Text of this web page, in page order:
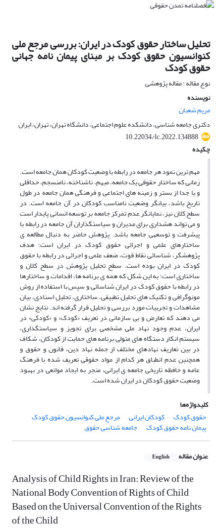
تحلیل ساختار حقوق کودک در ایران: بررسی مرجع ملی
کنوانسیون حقوق کودک بر مبنای پیمان نامه جهانی
حقوق کودک
نوع مقاله : مقاله پژوهشی
نویسنده
مریم شعبان
دکتری جامعه شناسی، دانشکده علوم اجتماعی، دانشگاه تهران، تهران، ایران
10.22034/lc.2022.134888
چکیده
مهم ترین نمود هر جامعه در رابطه با وضعیت کودکان همان جامعه است.
زمانی که ساختار حقوقی یک جامعه، مبهم، ناشناخته، نامنسجم، حداقلی
و یا جدا از بستر و زمینه­ های اجتماعی و فرهنگی همان جامعه در طول
تاریخ باشد، بیانگر وضعیت نامناسب کودکان در آن جامعه است. در
سطح کلان نیز، نمایانگر عدم تمرکز جامعه بر توسعه انسانی پایدار است
و می ­تواند هشداری برای مدیران و سیاستگذاران آن جامعه در رابطه با
پیشرفت و توسعه­ی جامعه باشد. پژوهش حاضر به دنبال مطالعه­ ی
ساختارهای علمی و اجرائی حقوق کودک در ایران است؛ هدف
پژوهشگر، شناسائی نقاط قوت، ضعف علمی و اجرائی در رابطه با حقوق
کودک در ایران بوده است. سطح تحلیل پژوهش در سطح کلان و
ساختاری است؛ به این شکل که همه­ ی برنامه ­ها، اقدامات و ساختارها
در رابطه با حقوق کودک در ایران شناسائی و سپس با استفاده از روش
مونوگرافی و تکنیک ­های تحلیل تطبیقی، ساختاری، تحلیل اسنادی، بیان
مشاهدات و تجربیات مورد بررسی و تحلیل قرار گرفته ­اند. نتایج نشان
می­ دهند که تعارض و بی­ سازمانی در تعریف «کودک» و «کودکی» در
ایران، عدم وجود نهاد ملی مشخصی برای تجویز و سیاستگذاری،
سیستم انکار دستگاه ­های متولی برنامه ­های حمایت از کودکان، شکاف
در بین تعاریف نهادهای مختلف از جمله نهاد دین، قانون و حقوق و
همچنین عدم انطباق هر کدام از مواد حقوقی تعریف­ شده با فرهنگ
عامه و حافظه تاریخی جامعه­ ی ایرانی، منجر به ایجاد موانعی در بهبود
وضعیت حقوق کودکان در ایران شده است.
کلیدواژه‌ها
حقوق کودک
کودکان ایرانی مرجع ملی کنوانسیون حقوق کودک
پیمان نامه حقوق کودک جامعه شناسی حقوق
عنوان مقاله English
Analysis of Child Rights in Iran: Review of the
National Body Convention of Rights of Child
Based on the Universal Convention of the Rights
of the Child